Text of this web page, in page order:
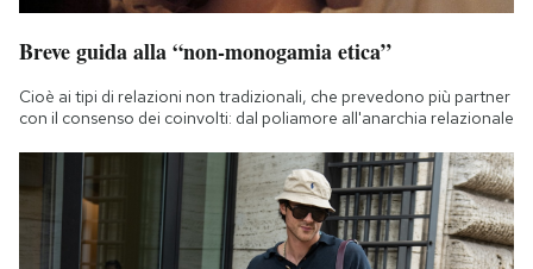
Breve guida alla “non-monogamia etica”
Cioè ai tipi di relazioni non tradizionali, che prevedono più partner
con il consenso dei coinvolti: dal poliamore all'anarchia relazionale